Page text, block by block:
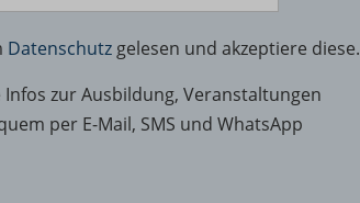
Datenschutz gelesen und akzeptiere diese.
Infos zur Ausbildung, Veranstaltungen
per E-Mail, SMS und WhatsApp